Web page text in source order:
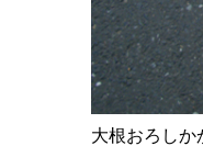
大根おろし